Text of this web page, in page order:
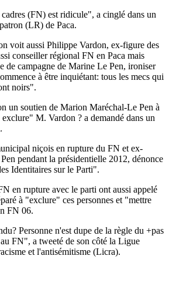
(FN) est ridicule", a cinglé dans un
(LR) de Paca.
voit aussi Philippe Vardon, ex-figure des
conseiller régional FN en Paca mais
de campagne de Marine Le Pen, ironiser
à être inquiétant: tous les mecs qui
noirs".
un soutien de Marion Maréchal-Le Pen à
M. Vardon ? a demandé dans un
niçois en rupture du FN et ex-
pendant la présidentielle 2012, dénonce
Identitaires sur le Parti".
en rupture avec le parti ont aussi appelé
à "exclure" ces personnes et "mettre
FN 06.
Personne n'est dupe de la règle du +pas
FN", a tweeté de son côté la Ligue
et l'antisémitisme (Licra).